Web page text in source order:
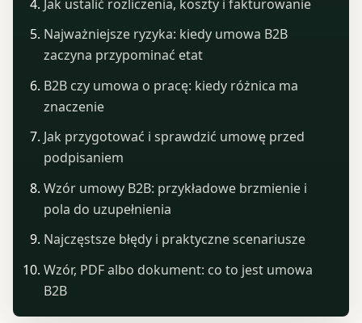
Jak ustalić rozliczenia, koszty i fakturowanie
Najważniejsze ryzyka: kiedy umowa B2B
zaczyna przypominać etat
B2B czy umowa o pracę: kiedy różnica ma
znaczenie
Jak przygotować i sprawdzić umowę przed
podpisaniem
Wzór umowy B2B: przykładowe brzmienie i
pola do uzupełnienia
Najczęstsze błędy i praktyczne scenariusze
Wzór, PDF albo dokument: co to jest umowa
B2B